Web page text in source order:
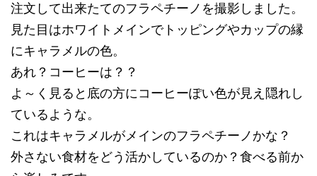
注文して出来たてのフラペチーノを撮影しました。
見た目はホワイトメインでトッピングやカップの縁
にキャラメルの色。
あれ？コーヒーは？？
よ～く見ると底の方にコーヒーぽい色が見え隠れし
ているような。
これはキャラメルがメインのフラペチーノかな？
外さない食材をどう活かしているのか？食べる前か